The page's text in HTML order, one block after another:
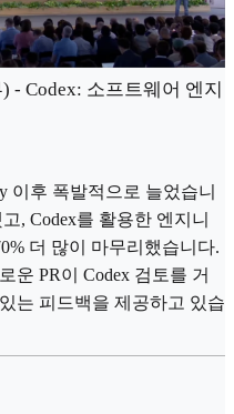
- Codex: 소프트웨어 엔지
이후 폭발적으로 늘었습니
, Codex를 활용한 엔지니
더 많이 마무리했습니다.
운 PR이 Codex 검토를 거
는 피드백을 제공하고 있습